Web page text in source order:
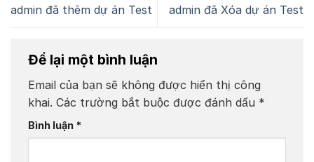
admin đã thêm dự án Test admin đã Xóa dự án Test
Để lại một bình luận
Email của bạn sẽ không được hiển thị công
khai. Các trường bắt buộc được đánh dấu *
Bình luận *